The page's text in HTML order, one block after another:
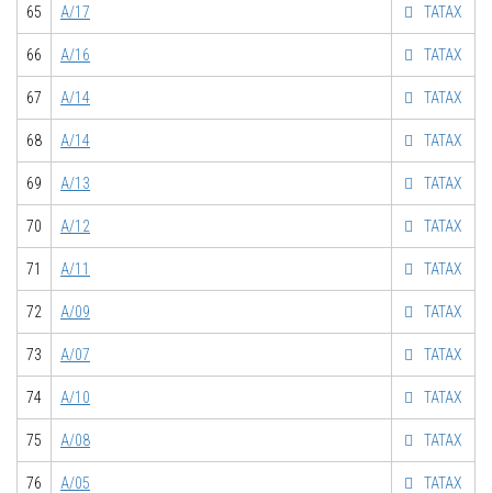
65 А/17 ТАТАХ
66 А/16 ТАТАХ
67 А/14 ТАТАХ
68 А/14 ТАТАХ
69 А/13 ТАТАХ
70 А/12 ТАТАХ
71 А/11 ТАТАХ
72 А/09 ТАТАХ
73 А/07 ТАТАХ
74 А/10 ТАТАХ
75 А/08 ТАТАХ
76 А/05 ТАТАХ